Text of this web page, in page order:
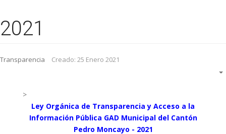
2021
Transparencia Creado: 25 Enero 2021
>
Ley Orgánica de Transparencia y Acceso a la
Información Pública GAD Municipal del Cantón
Pedro Moncayo - 2021